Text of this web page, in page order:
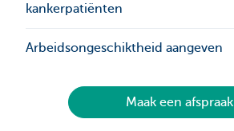
kankerpatiënten
Arbeidsongeschiktheid aangeven
Maak een afspraak